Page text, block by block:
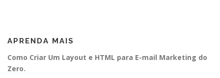
APRENDA MAIS
Como Criar Um Layout e HTML para E-mail Marketing do
Zero.